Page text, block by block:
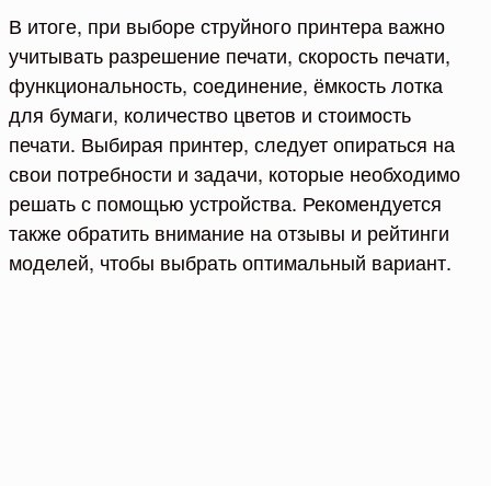
В итоге, при выборе струйного принтера важно
учитывать разрешение печати, скорость печати,
функциональность, соединение, ёмкость лотка
для бумаги, количество цветов и стоимость
печати. Выбирая принтер, следует опираться на
свои потребности и задачи, которые необходимо
решать с помощью устройства. Рекомендуется
также обратить внимание на отзывы и рейтинги
моделей, чтобы выбрать оптимальный вариант.